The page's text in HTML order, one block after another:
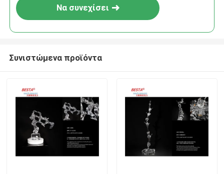
Να συνεχίσει
Συνιστώμενα προϊόντα